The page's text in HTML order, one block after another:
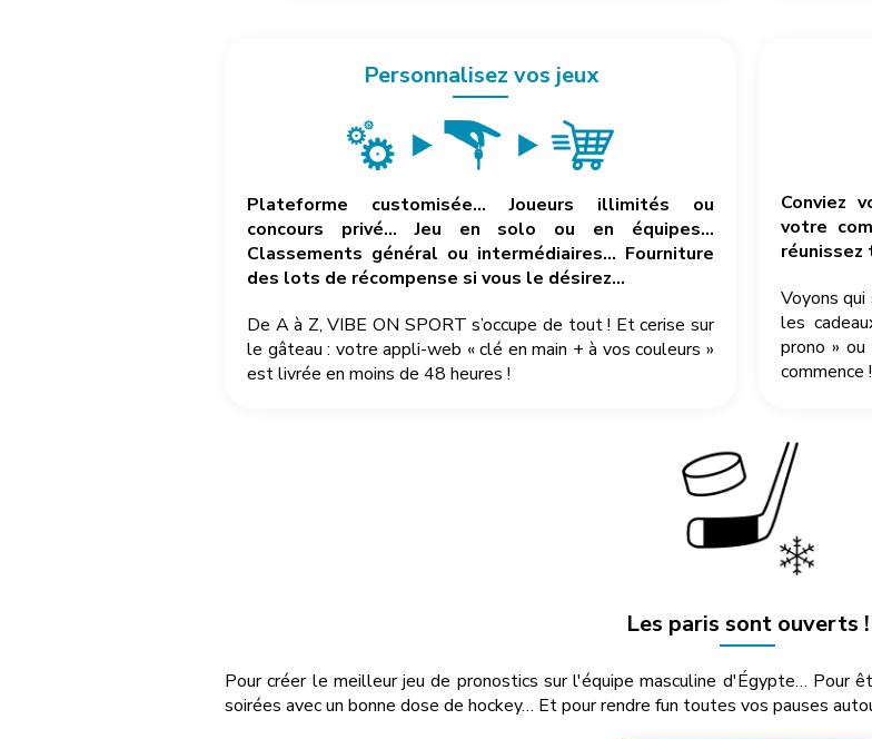
Personnalisez vos jeux
Plateforme customisée… Joueurs illimités ou
concours privé… Jeu en solo ou en équipes…
Classements général ou intermédiaires… Fourniture
des lots de récompense si vous le désirez…
De A à Z, VIBE ON SPORT s’occupe de tout ! Et cerise sur
le gâteau : votre appli-web « clé en main + à vos couleurs »
est livrée en moins de 48 heures !
Conviez
votre
réunissez
Voyons
les
prono »
commence !
Les paris sont ouverts !
Pour créer le meilleur jeu de pronostics sur l'équipe masculine d'Égypte… Pour
soirées avec un bonne dose de hockey… Et pour rendre fun toutes vos pauses